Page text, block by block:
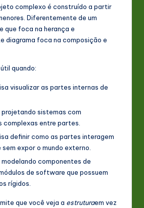
complexo é construído a partir
Diferentemente de um
que foca na herança e
diagrama foca na composição e
quando:
visualizar as partes internas de
sistemas com
complexas entre partes.
definir como as partes interagem
expor o mundo externo.
componentes de
de software que possuem
rígidos.
que você veja a estruturaem vez